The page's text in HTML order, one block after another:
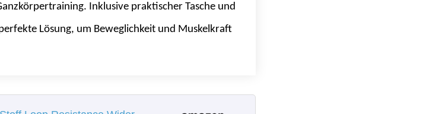
Inklusive praktischer Tasche und
Lösung, um Beweglichkeit und Muskelkraft